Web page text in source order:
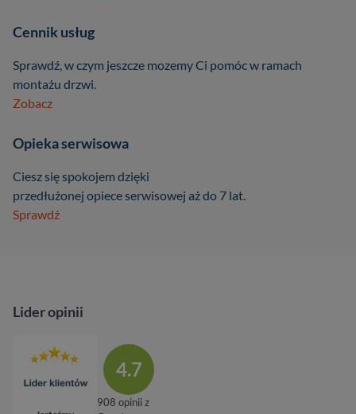
Cennik usług
Sprawdź, w czym jeszcze mozemy Ci pomóc w ramach
montażu drzwi.
Zobacz
Opieka serwisowa
Ciesz się spokojem dzięki
przedłużonej opiece serwisowej aż do 7 lat.
Sprawdź
Lider opinii
4.7
908 opinii z